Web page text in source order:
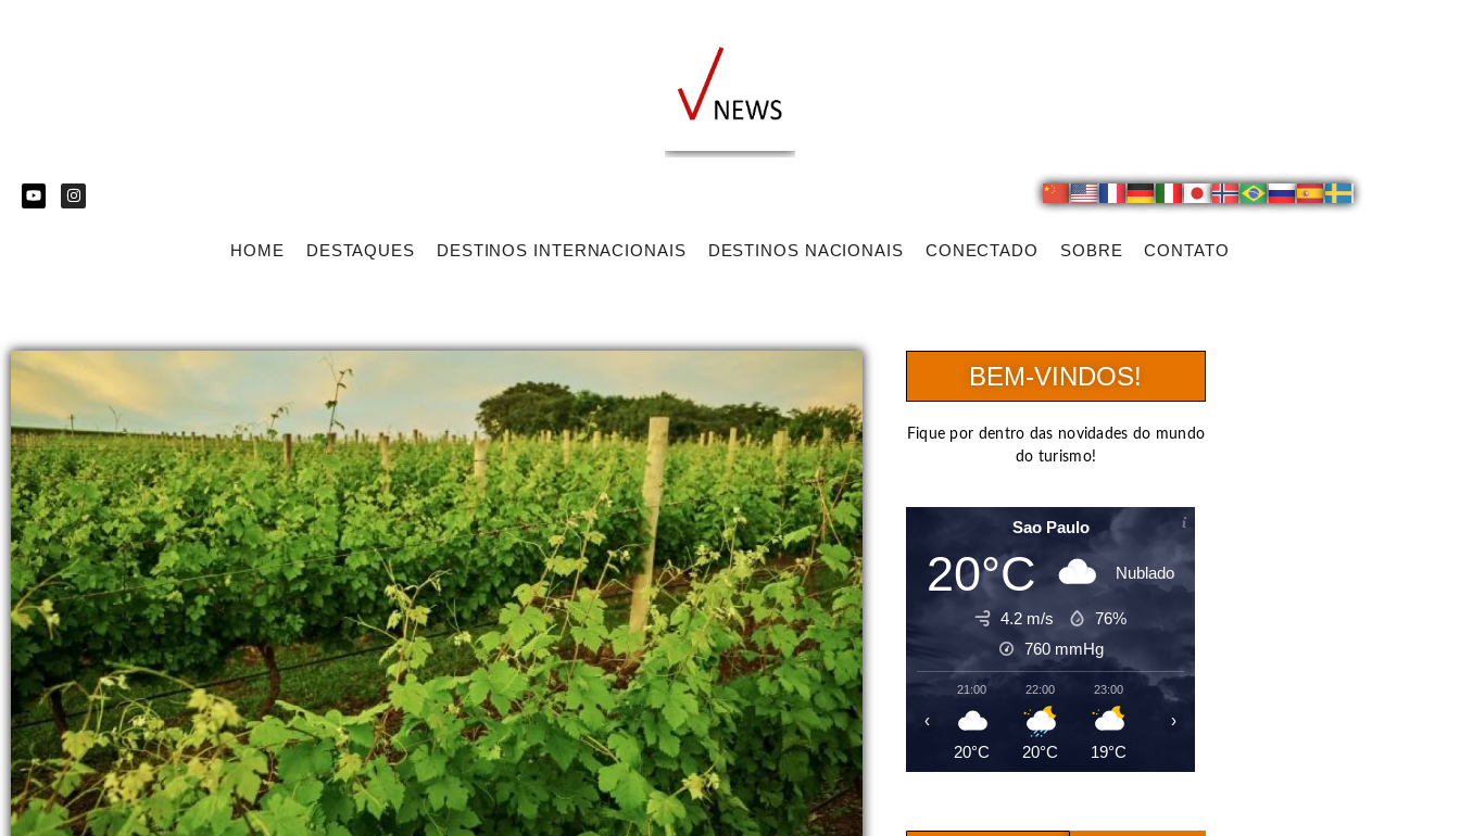
HOME DESTAQUES DESTINOS INTERNACIONAIS DESTINOS NACIONAIS CONECTADO SOBRE CONTATO
BEM-VINDOS!
Fique por dentro das novidades do mundo
do turismo!
Sao Paulo
20°C Nublado
4.2 m/s
76%
760 mmHg
21:00
20°C
22:00
20°C
23:00
19°C
00:00
‹ ›